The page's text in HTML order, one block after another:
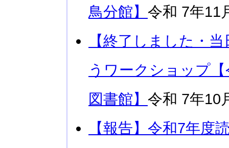
鳥分館】 令和 7年11
【終了しました・
うワークショップ
図書館】 令和 7年10
【報告】令和7年度